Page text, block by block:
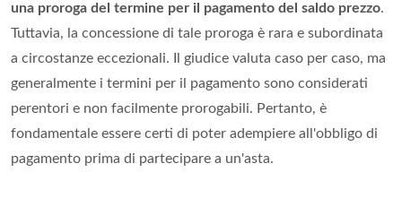
una proroga del termine per il pagamento del saldo prezzo.
Tuttavia, la concessione di tale proroga è rara e subordinata
a circostanze eccezionali. Il giudice valuta caso per caso, ma
generalmente i termini per il pagamento sono considerati
perentori e non facilmente prorogabili. Pertanto, è
fondamentale essere certi di poter adempiere all'obbligo di
pagamento prima di partecipare a un'asta.